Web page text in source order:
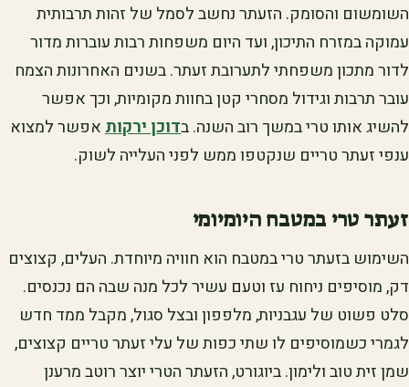
השומשום והסומק. הזעתר נחשב לסמל של זהות תרבותית
עמוקה במזרח התיכון, ועד היום משפחות רבות עוברות מדור
לדור מתכון משפחתי לתערובת זעתר. בשנים האחרונות הצמח
עובר תרבות וגידול מסחרי קטן בחוות מקומיות, וכך אפשר
להשיג אותו טרי במשך רוב השנה. בדוכן ירקותאפשר למצוא
ענפי זעתר טריים שנקטפו ממש לפני העלייה לשוק.
זעתר טרי במטבח היומיומי
השימוש בזעתר טרי במטבח הוא חוויה מיוחדת. העלים, קצוצים
דק, מוסיפים ניחוח עז וטעם עשיר לכל מנה שבה הם נכנסים.
סלט פשוט של עגבניות, מלפפון ובצל סגול, מקבל ממד חדש
לגמרי כשמוסיפים לו שתי כפות של עלי זעתר טריים קצוצים,
שמן זית טוב ולימון. ביוגורט, הזעתר הטרי יוצר רוטב מרענן